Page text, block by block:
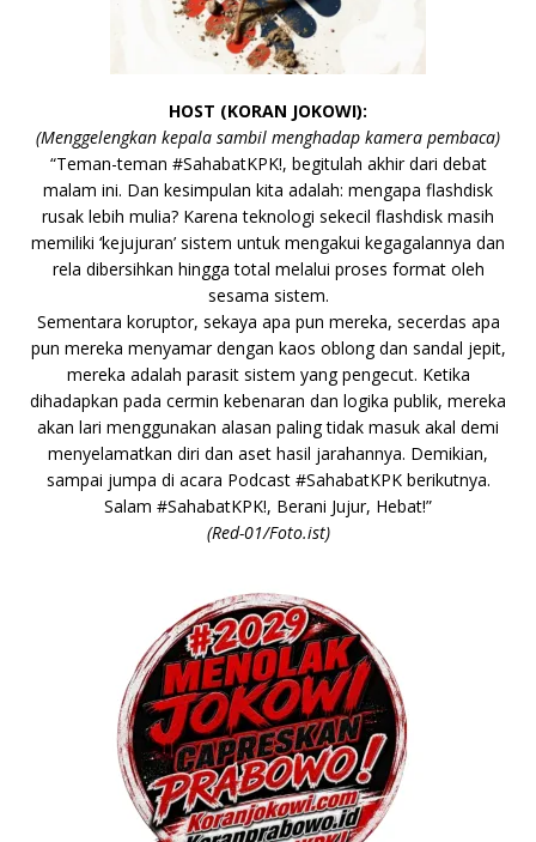
HOST (KORAN JOKOWI):
(Menggelengkan kepala sambil menghadap kamera pembaca)
“Teman-teman #SahabatKPK!, begitulah akhir dari debat
malam ini. Dan kesimpulan kita adalah: mengapa flashdisk
rusak lebih mulia? Karena teknologi sekecil flashdisk masih
memiliki ‘kejujuran’ sistem untuk mengakui kegagalannya dan
rela dibersihkan hingga total melalui proses format oleh
sesama sistem.
Sementara koruptor, sekaya apa pun mereka, secerdas apa
pun mereka menyamar dengan kaos oblong dan sandal jepit,
mereka adalah parasit sistem yang pengecut. Ketika
dihadapkan pada cermin kebenaran dan logika publik, mereka
akan lari menggunakan alasan paling tidak masuk akal demi
menyelamatkan diri dan aset hasil jarahannya. Demikian,
sampai jumpa di acara Podcast #SahabatKPK berikutnya.
Salam #SahabatKPK!, Berani Jujur, Hebat!”
(Red-01/Foto.ist)